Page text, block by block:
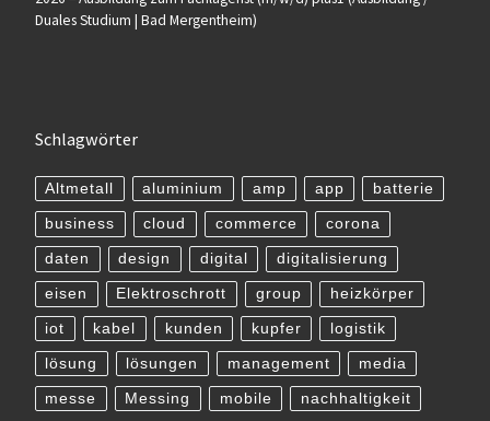
Duales Studium | Bad Mergentheim)
Schlagwörter
Altmetall aluminium amp app batterie
business cloud commerce corona
daten design digital digitalisierung
eisen Elektroschrott group heizkörper
iot kabel kunden kupfer logistik
lösung lösungen management media
messe Messing mobile nachhaltigkeit